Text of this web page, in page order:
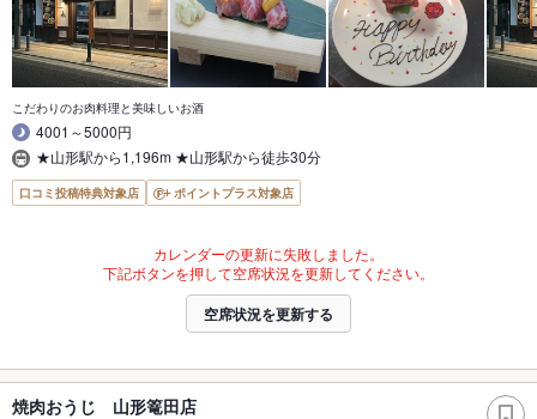
こだわりのお肉料理と美味しいお酒
4001～5000円
★山形駅から1,196m ★山形駅から徒歩30分
口コミ投稿特典対象店 ポイントプラス対象店
カレンダーの更新に失敗しました。
下記ボタンを押して空席状況を更新してください。
空席状況を更新する
焼肉おうじ 山形篭田店